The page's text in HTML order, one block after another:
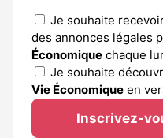
Je souhaite
des annonces légales
Économique chaque
Je souhaite
Vie Économique en
Inscrivez-